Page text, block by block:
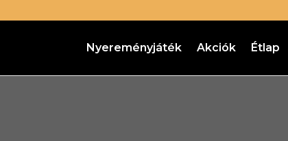
Nyereményjáték Akciók Étlap